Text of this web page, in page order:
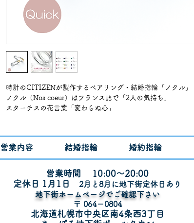
時計のCITIZENが製作するペアリング・結婚指輪「ノクル」
ノクル（Nos coeur）はフランス語で「2人の気持ち」
スターチスの花言葉「変わらぬ心」
① 丈夫な鍛造製法・特殊鋳造で平均ビッカーズ硬度180
変形や傷に強いプラチナリング
② 定額制でどのデザインも1本￥154,000（ペア￥308,000）
③ プラチナ900（一部K18PG）
④誕生石￥4,400でセット可能
サイズ展開 ハーフサイズ可能
ダイヤあり 6号〜15号（製造可能サイズ3~21）
ダイヤなし 6号～21号（製造可能サイズ3~28~30）
納期 2~5週間
営業内容 結婚指輪 婚約指輪
営業時間 10:00～20:00
定休日 1月1 日
​2月と8月に地下街定休日あり
​地下街ホームページでご確認下さい
〒 064－0804
北海道札幌市中央区南4条西3丁目